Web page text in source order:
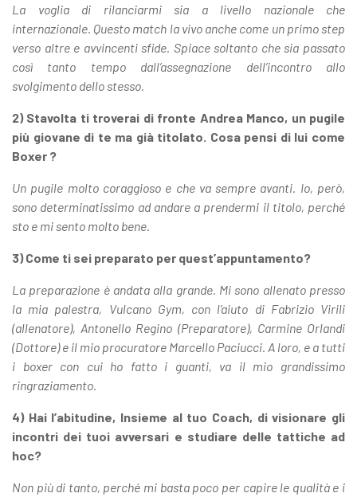
La voglia di rilanciarmi sia a livello nazionale che
internazionale. Questo match la vivo anche come un primo step
verso altre e avvincenti sfide. Spiace soltanto che sia passato
così tanto tempo dall’assegnazione dell’incontro allo
svolgimento dello stesso.
2) Stavolta ti troverai di fronte Andrea Manco, un pugile
più giovane di te ma già titolato. Cosa pensi di lui come
Boxer ?
Un pugile molto coraggioso e che va sempre avanti. Io, però,
sono determinatissimo ad andare a prendermi il titolo, perché
sto e mi sento molto bene.
3) Come ti sei preparato per quest’appuntamento?
La preparazione è andata alla grande. Mi sono allenato presso
la mia palestra, Vulcano Gym, con l’aiuto di Fabrizio Virili
(allenatore), Antonello Regino (Preparatore), Carmine Orlandi
(Dottore) e il mio procuratore Marcello Paciucci. A loro, e a tutti
i boxer con cui ho fatto i guanti, va il mio grandissimo
ringraziamento.
4) Hai l’abitudine, Insieme al tuo Coach, di visionare gli
incontri dei tuoi avversari e studiare delle tattiche ad
hoc?
Non più di tanto, perché mi basta poco per capire le qualità e i